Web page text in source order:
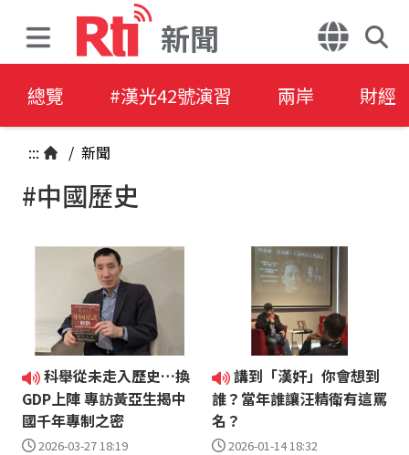
新聞
總覽 #漢光42號演習 兩岸 財經
::: / 新聞
#中國歷史
科舉從未走入歷史…換
GDP上陣 專訪黃亞生揭中
國千年專制之密
2026-03-27 18:19
講到「漢奸」你會想到
誰？當年誰讓汪精衛有這罵
名？
2026-01-14 18:32